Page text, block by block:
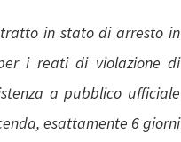
in stato di arresto in
i reati di violazione di
a pubblico ufficiale
esattamente 6 giorni